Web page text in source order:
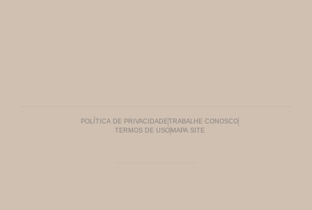
POLÍTICA DE PRIVACIDADETRABALHE CONOSCO
TERMOS DE USO MAPA SITE